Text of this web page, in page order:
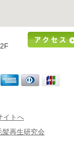
イトへ
髪再生研究会